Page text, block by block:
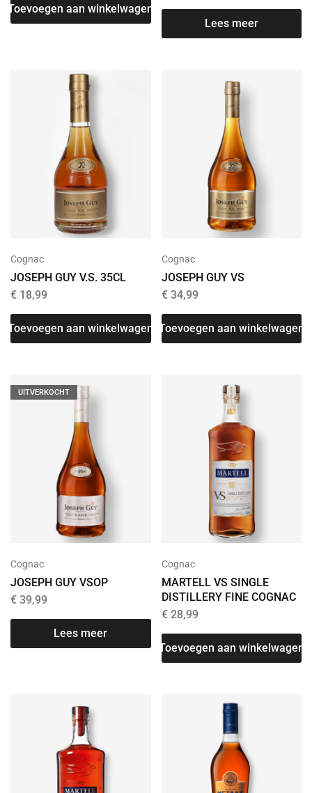
Toevoegen aan winkelwagen
Lees meer
Cognac
JOSEPH GUY V.S. 35CL
€ 18,99
Toevoegen aan winkelwagen
Cognac
JOSEPH GUY VS
€34,99
Toevoegen aan winkelwagen
UITVERKOCHT
Cognac
JOSEPH GUY VSOP
€ 39,99
Lees meer
Cognac
MARTELL VS SINGLE
DISTILLERY FINE COGNAC
€28,99
Toevoegen aan winkelwagen